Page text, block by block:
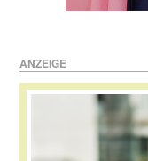
ANZEIGE